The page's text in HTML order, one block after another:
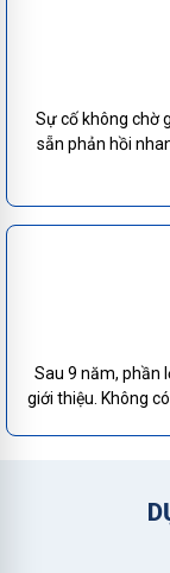
Sự cố không chờ
sẵn phản hồi
Sau 9 năm, phần
giới thiệu. Không